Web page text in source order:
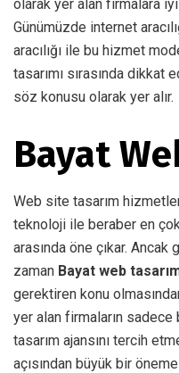
olarak yer alan firmalara
Günümüzde internet
aracılığı ile bu hizmet
tasarımı sırasında dikkat
söz konusu olarak yer alır.
Bayat
Web site tasarım
teknoloji ile beraber en
arasında öne çıkar.
zaman Bayat web
gerektiren konu
yer alan firmaların
tasarım ajansını tercih
açısından büyük bir